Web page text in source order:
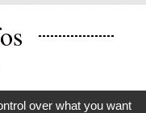
over what you want